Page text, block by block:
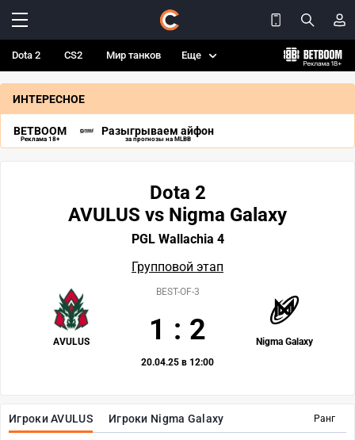
Dota 2 CS2 Мир танков Еще
ИНТЕРЕСНОЕ
BETBOOM
Реклама 18+
Разыгрываем айфон
за прогнозы на MLBB
Ранг
Игроки AVULUS Игроки Nigma Galaxy
Dota 2
AVULUS vs Nigma Galaxy
PGL Wallachia 4
Групповой этап
AVULUS Nigma Galaxy
BEST-OF-3
1 : 2
20.04.25 в 12:00